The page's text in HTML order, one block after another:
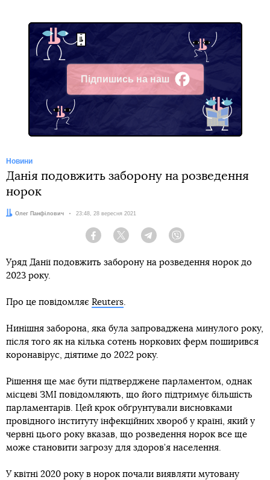
Підпишись на наш
Facebook
Новини
Данія подовжить заборону на розведення
норок
Автор:
Олег Панфілович Дата:
23:48, 28 вересня 2021
Facebook Twitter Telegram
Уряд Данії подовжить заборону на розведення норок до
2023 року.
Про це повідомляє Reuters.
Нинішня заборона, яка була запроваджена минулого року,
після того як на кілька сотень норкових ферм поширився
коронавірус, діятиме до 2022 року.
Рішення ще має бути підтверджене парламентом, однак
місцеві ЗМІ повідомляють, що його підтримує більшість
парламентарів. Цей крок обґрунтували висновками
провідного інституту інфекційних хвороб у країні, який у
червні цього року вказав, що розведення норок все ще
може становити загрозу для здоров’я населення.
У квітні 2020 року в норок почали виявляти мутовану